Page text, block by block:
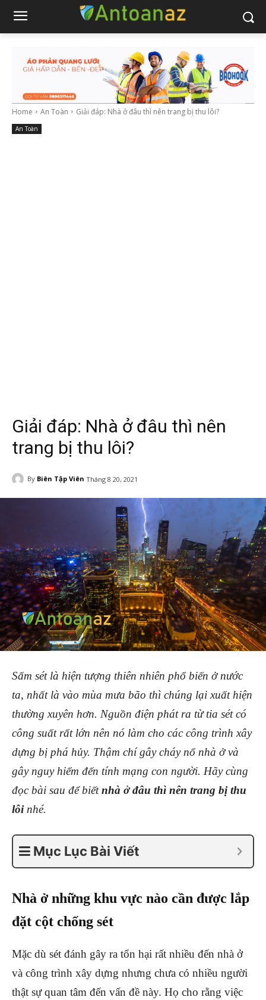
Home An Toàn Giải đáp: Nhà ở đâu thì nên trang bị thu lôi?
An Toàn
Giải đáp: Nhà ở đâu thì nên
trang bị thu lôi?
By Biên Tập Viên Tháng 8 20, 2021
Sấm sét là hiện tượng thiên nhiên phổ biến ở nước
ta, nhất là vào mùa mưa bão thì chúng lại xuất hiện
thường xuyên hơn. Nguồn điện phát ra từ tia sét có
công suất rất lớn nên nó làm cho các công trình xây
dựng bị phá hủy. Thậm chí gây cháy nổ nhà ở và
gây nguy hiểm đến tính mạng con người. Hãy cùng
đọc bài sau để biếtnhà ở đâu thì nên trang bị thu
lôinhé.
Mục Lục Bài Viết
Nhà ở những khu vực nào cần được lắp
đặt cột chống sét
Mặc dù sét đánh gây ra tổn hại rất nhiều đến nhà ở
và công trình xây dựng nhưng chưa có nhiều người
thật sự quan tâm đến vấn đề này. Họ cho rằng việc